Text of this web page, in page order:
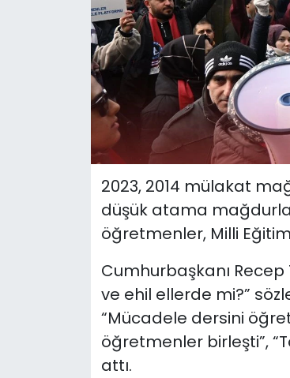
2023, 2014 mülakat
düşük atama
öğretmenler, Milli
Cumhurbaşkanı
ve ehil ellerde mi?”
“Mücadele dersini
öğretmenler birleşti”,
attı.